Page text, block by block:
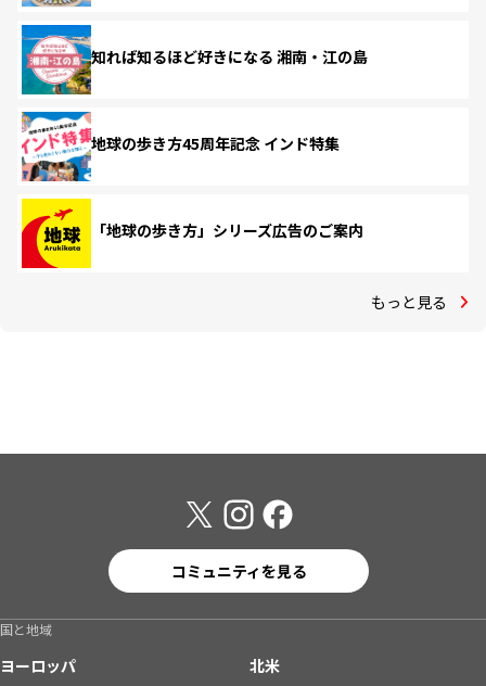
知れば知るほど好きになる 湘南・江の島
地球の歩き方45周年記念 インド特集
「地球の歩き方」シリーズ広告のご案内
もっと見る
コミュニティを見る
国と地域
ヨーロッパ
北米